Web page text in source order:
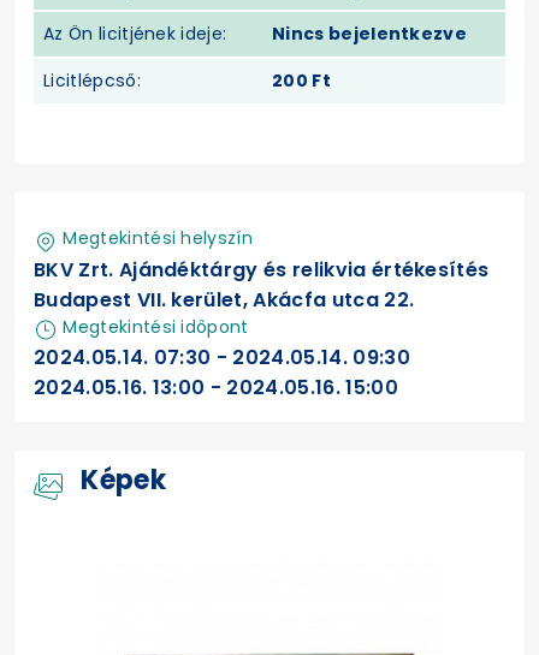
Az Ön licitjének ideje:
Nincs bejelentkezve
Licitlépcső:
200 Ft
Megtekintési helyszín
BKV Zrt. Ajándéktárgy és relikvia értékesítés
Budapest VII. kerület, Akácfa utca 22.
Megtekintési időpont
2024.05.14. 07:30 - 2024.05.14. 09:30
2024.05.16. 13:00 - 2024.05.16. 15:00
Képek